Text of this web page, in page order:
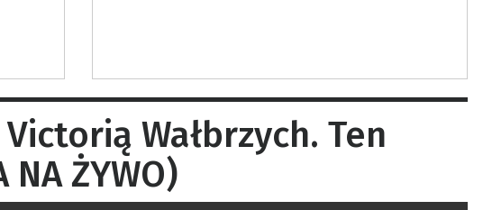
Wałbrzych. Ten
ŻYWO)